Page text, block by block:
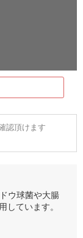
認頂けます
ウ球菌や大腸
しています。